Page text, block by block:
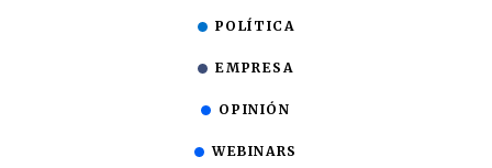
POLÍTICA
EMPRESA
OPINIÓN
WEBINARS